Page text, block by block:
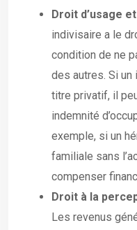
Droit d’usage
indivisaire a le
condition de ne
des autres. Si
titre privatif, il
indemnité
exemple, si un
familiale sans
compenser
Droit à la
Les revenus